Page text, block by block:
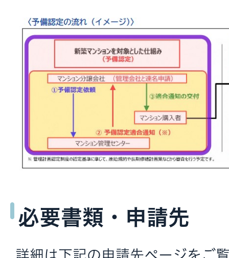
必要書類・申請先
詳細は下記の申請先ページをご